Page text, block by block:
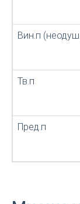
Вин.п
Тв.п
Пред.п